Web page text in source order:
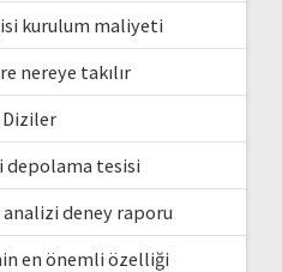
kurulum maliyeti
nereye takılır
Diziler
depolama tesisi
deney raporu
en önemli özelliği